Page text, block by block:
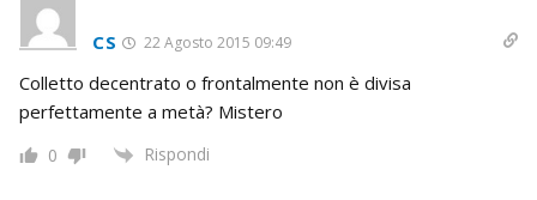
CS 22 Agosto 2015 09:49
Colletto decentrato o frontalmente non è divisa
perfettamente a metà? Mistero
0 Rispondi